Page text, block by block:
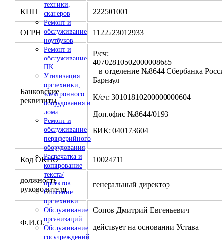
техники,
сканеров
Ремонт и
обслуживание
ноутбуков
Ремонт и
обслуживание
ПК
Утилизация
оргтехники,
электронного
оборудования и
лома
Ремонт и
обслуживание
периферийного
оборудования
Распечатка и
копирование
текста/
проектов
Списание
оргтехники
Обслуживание
организаций
Обслуживание
госучреждений
КПП 222501001
ОГРН 1122223012933
Банковские
реквизиты
Р/сч:
в отделение №8644 Сбербанка
Барнаул
К/сч: 30101810200000000604
Доп.офис №8644/0193
БИК: 040173604
Код ОКПО 10024711
должность
руководителя
генеральный директор
Ф.И.О.
Сопов Дмитрий Евгеньевич
действует на основании Устава